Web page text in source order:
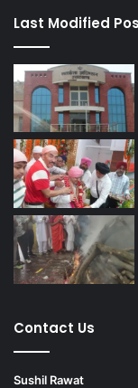
Last Modified
Contact Us
Sushil Rawat